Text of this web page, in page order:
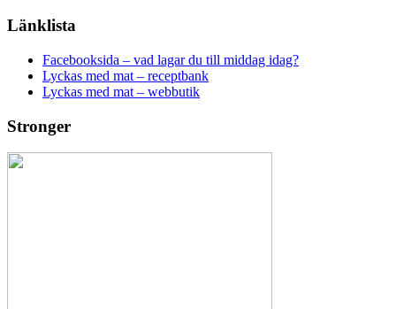
Länklista
Facebooksida – vad lagar du till middag idag?
Lyckas med mat – receptbank
Lyckas med mat – webbutik
Stronger